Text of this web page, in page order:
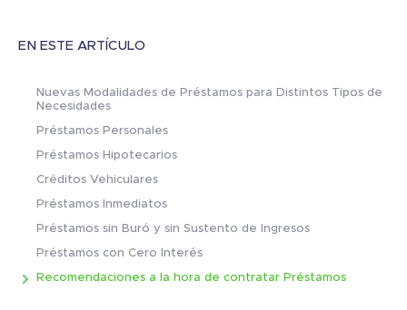
EN ESTE ARTÍCULO
Nuevas Modalidades de Préstamos para Distintos Tipos de
Necesidades
Préstamos Personales
Préstamos Hipotecarios
Créditos Vehiculares
Préstamos Inmediatos
Préstamos sin Buró y sin Sustento de Ingresos
Préstamos con Cero Interés
Recomendaciones a la hora de contratar Préstamos